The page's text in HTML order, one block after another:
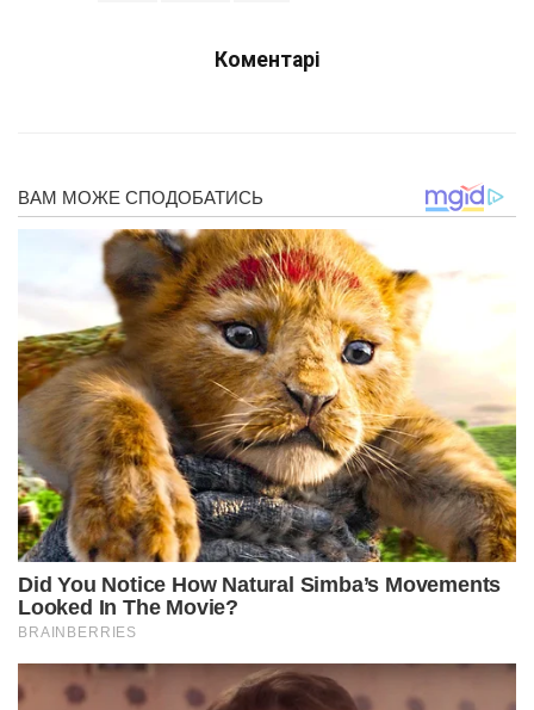
Коментарі